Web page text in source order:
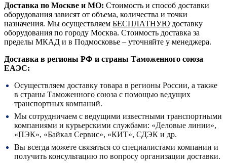
Доставка по Москве и МО: Стоимость и способ доставки
оборудования зависят от объема, количества и точки
назначения. Мы осуществляем БЕСПЛАТНУЮ доставку
оборудования по городу Москва. Стоимость доставка за
пределы МКАД и в Подмосковье – уточняйте у менеджера.
Доставка в регионы РФ и страны Таможенного союза
ЕАЭС:
Осуществляем доставку товара в регионы России, а также
в страны Таможенного союза с помощью ведущих
транспортных компаний.
Мы сотрудничаем с ведущими известными транспортными
компаниями и курьерскими службами: «Деловые линии»,
«ПЭК», «Байкал Сервис», «КИТ», СДЭК и др.
Вы всегда можете связаться со специалистами компании и
получить консультацию по вопросу организации доставки.